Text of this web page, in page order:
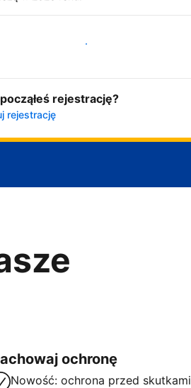
Zacznij już teraz
rejestrację?
rejestrację
ochronę
Nowość: ochrona przed skutkami